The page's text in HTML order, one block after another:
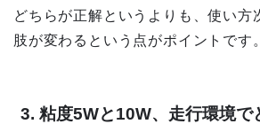
どちらが正解というよりも、使い方
肢が変わるという点がポイントです。
3. 粘度5Wと10W、走行環境で